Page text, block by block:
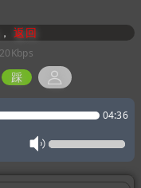
返回
踩
04:36